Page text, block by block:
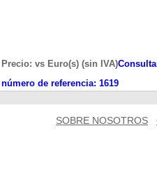
Precio: vs Euro(s) (sin IVA)
número de referencia: 1619
SOBRE NOSOTROS